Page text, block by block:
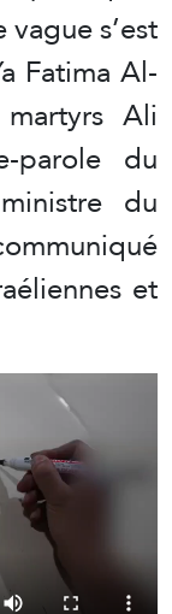
s’est
Fatima Al-
Ali
parole du
du
et